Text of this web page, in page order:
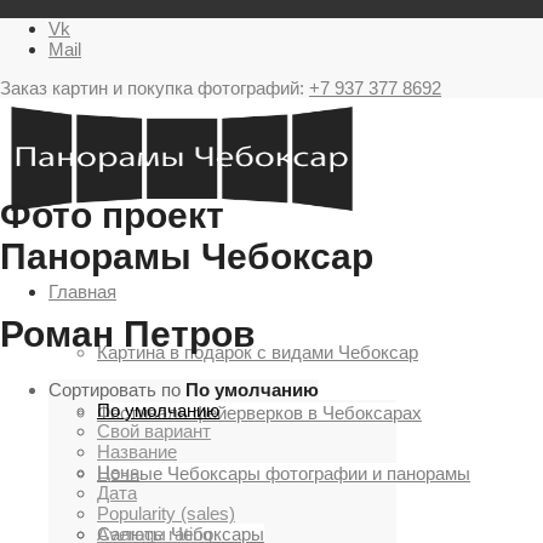
Vk
Mail
Заказ картин и покупка фотографий: +7 937 377 8692
Главная
Картина в подарок с видами Чебоксар
Фестиваль фейерверков в Чебоксарах
Ночные Чебоксары фотографии и панорамы
Салюты Чебоксары
Фото проект
Панорамы Чебоксар
Роман Петров
Сортировать по По умолчанию
По умолчанию
Свой вариант
Название
Цена
Дата
Popularity (sales)
Average rating